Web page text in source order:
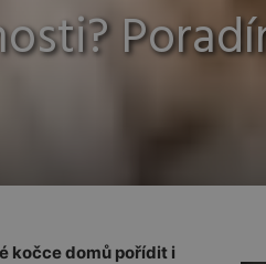
kočce domů pořídit i